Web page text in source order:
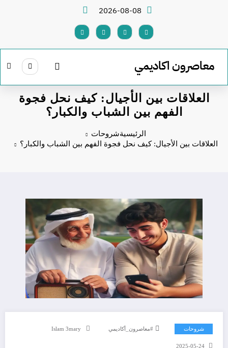
2026-08-08
معاصرون اكاديمي
العلاقات بين الأجيال: كيف نحل فجوة
الفهم بين الشباب والكبار؟
الرئيسيةشروحات
العلاقات بين الأجيال: كيف نحل فجوة الفهم بين الشباب والكبار؟
شروحات #معاصرون_أكاديمي Islam 3mary
2025-05-24